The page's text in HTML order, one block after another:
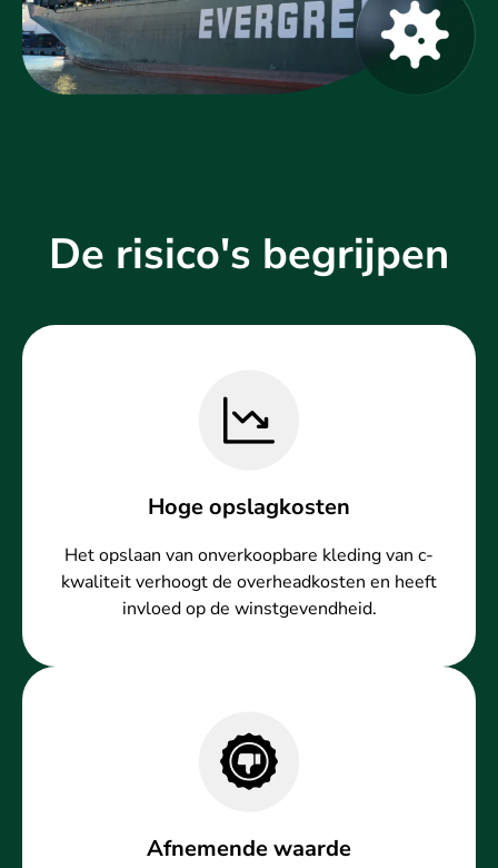
De risico's begrijpen
Hoge opslagkosten
Het opslaan van onverkoopbare kleding van c-
kwaliteit verhoogt de overheadkosten en heeft
invloed op de winstgevendheid.
Afnemende waarde